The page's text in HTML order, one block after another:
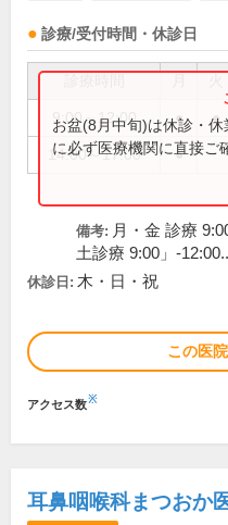
診療/受付時間・休診日
9:00～12:00 ● ●
14:00～17:00 ●
お盆(8月中旬)は休診・
に必ず医療機関に直接ご
備考: 月・金 診療
土診療 9:00」-
休診日: 木・日・祝
この医
アクセス数※
耳鼻咽喉科まつおか